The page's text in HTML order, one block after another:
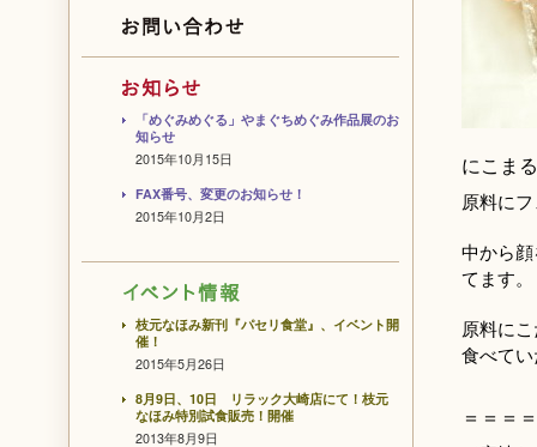
にこま
原料に
中から
てます。
原料に
食べて
＝＝＝
「めぐみめぐる」やまぐちめぐみ作品展のお
知らせ
2015年10月15日
FAX番号、変更のお知らせ！
2015年10月2日
枝元なほみ新刊『パセリ食堂』、イベント開
催！
2015年5月26日
8月9日、10日 リラック大崎店にて！枝元
なほみ特別試食販売！開催
2013年8月9日